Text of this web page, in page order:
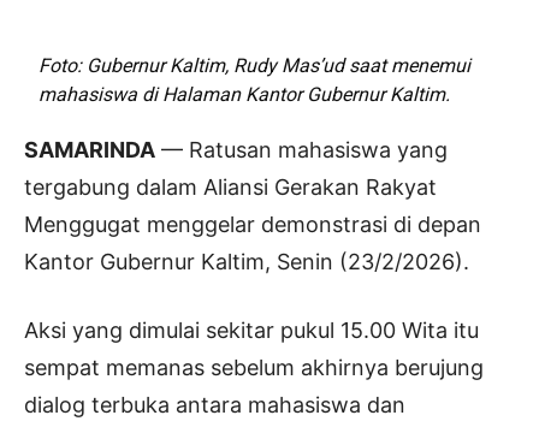
Foto: Gubernur Kaltim, Rudy Mas’ud saat menemui
mahasiswa di Halaman Kantor Gubernur Kaltim.
SAMARINDA — Ratusan mahasiswa yang
tergabung dalam Aliansi Gerakan Rakyat
Menggugat menggelar demonstrasi di depan
Kantor Gubernur Kaltim, Senin (23/2/2026).
Aksi yang dimulai sekitar pukul 15.00 Wita itu
sempat memanas sebelum akhirnya berujung
dialog terbuka antara mahasiswa dan